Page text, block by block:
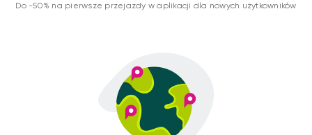
Do -50% na pierwsze przejazdy w aplikacji dla nowych użytkowników